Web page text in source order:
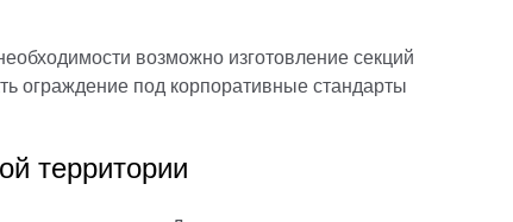
возможно изготовление секций
ограждение под корпоративные стандарты
территории